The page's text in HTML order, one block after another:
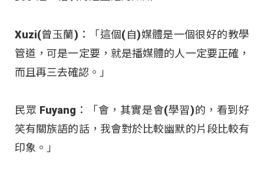
Xuzi(曾玉蘭)：「這個(自)媒體是一個很好的教學
管道，可是一定要，就是播媒體的人一定要正確，
而且再三去確認。」
民眾 Fuyang：「會，其實是會(學習)的，看到好
笑有關族語的話，我會對於比較幽默的片段比較有
印象。」